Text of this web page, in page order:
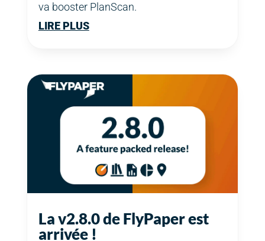
va booster PlanScan.
LIRE PLUS
La v2.8.0 de FlyPaper est
arrivée !